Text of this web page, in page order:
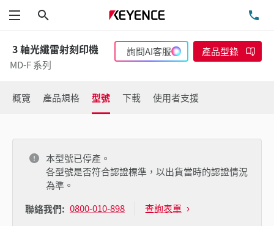
功能表
3 軸光纖雷射刻印機
MD-F 系列
詢問AI客服 產品型錄
概覽 產品規格 型號 下載 使用者支援
本型號已停產。
各型號是否符合認證標準，以出貨當時的認證情況
為準。
聯絡我們: 0800-010-898 查詢表單